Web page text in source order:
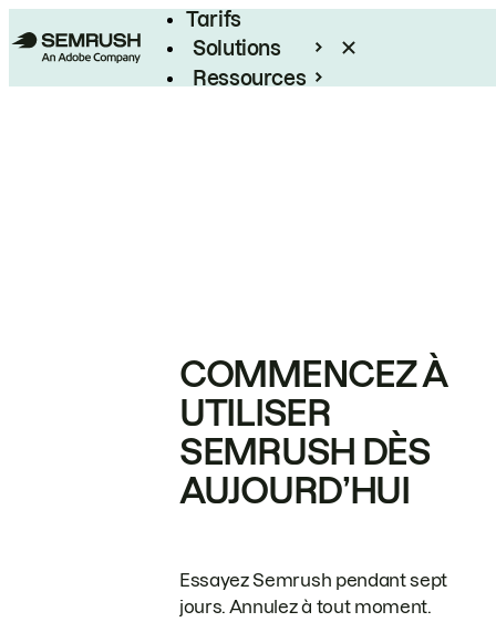
Tarifs
Solutions
Ressources
COMMENCEZ À
UTILISER
SEMRUSH DÈS
AUJOURD’HUI
Essayez Semrush pendant sept
jours. Annulez à tout moment.